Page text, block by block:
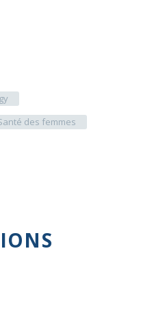
des femmes